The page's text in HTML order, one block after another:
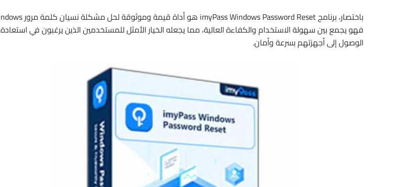
فهو يجمع بين سهولة الاستخدام والكفاءة العالية، مما يجعله الخيار الأمثل للمستخدمين الذين يرغبون في استعادة
الوصول إلى أجهزتهم بسرعة وأمان.